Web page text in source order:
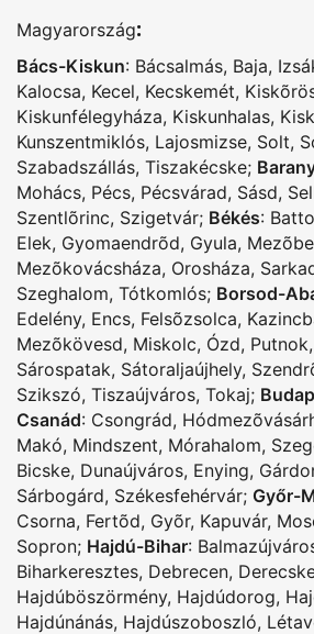
Magyarország:
Bács-Kiskun: Bácsalmás, Baja,
Kalocsa, Kecel, Kecskemét,
Kiskunfélegyháza, Kiskunhalas,
Kunszentmiklós, Lajosmizse, Solt,
Szabadszállás, Tiszakécske;
Mohács, Pécs, Pécsvárad, Sásd,
Szentlõrinc, Szigetvár; Békés:
Elek, Gyomaendrõd, Gyula,
Mezõkovácsháza, Orosháza,
Szeghalom, Tótkomlós; Borsod-
Edelény, Encs, Felsõzsolca,
Mezõkövesd, Miskolc, Ózd, Putnok,
Sárospatak, Sátoraljaújhely,
Szikszó, Tiszaújváros, Tokaj;
Csanád: Csongrád,
Makó, Mindszent, Mórahalom,
Bicske, Dunaújváros, Enying,
Sárbogárd, Székesfehérvár; Győr-
Csorna, Fertõd, Gyõr, Kapuvár,
Sopron; Hajdú-Bihar:
Biharkeresztes, Debrecen,
Hajdúböszörmény, Hajdúdorog,
Hajdúnánás, Hajdúszoboszló,